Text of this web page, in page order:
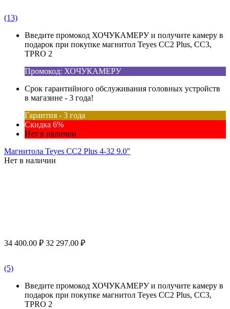
(13)
Введите промокод ХОЧУКАМЕРУ и получите камеру в
подарок при покупке магнитол Teyes CC2 Plus, CC3,
TPRO 2
Промокод: ХОЧУКАМЕРУ
Срок гарантийного обслуживания головных устройств
в магазине - 3 года!
Гарантия - 3 года
Скидка 6%
Нет в наличии
Магнитола Teyes CC2 Plus 4-32 9.0"
Нет в наличии
34 400.00 ₽ 32 297.00 ₽
(5)
Введите промокод ХОЧУКАМЕРУ и получите камеру в
подарок при покупке магнитол Teyes CC2 Plus, CC3,
TPRO 2